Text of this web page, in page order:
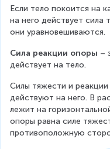
м
}
{
^
2
}
\
L
a
\
f
r
a
c
Если тело покоится на
на него действует сила
они уравновешиваются.
Сила реакции опоры –
действует на тело.
Силы тяжести и
действуют на него. В
лежит на
опоры равна силе
противоположную